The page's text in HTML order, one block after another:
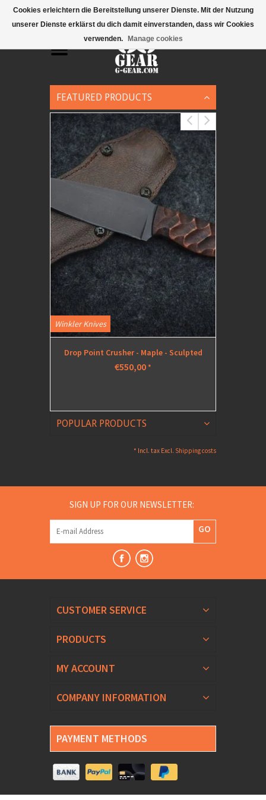
Mobile Menu
FEATURED PRODUCTS
Winkler Knives
Drop Point Crusher - Maple - Sculpted
€550,00*
POPULAR PRODUCTS
* Incl. tax Excl. Shipping costs
SIGN UP FOR OUR NEWSLETTER:
GO
CUSTOMER SERVICE
PRODUCTS
MY ACCOUNT
COMPANY INFORMATION
PAYMENT METHODS
Cookies erleichtern die Bereitstellung unserer Dienste. Mit der Nutzung
unserer Dienste erklärst du dich damit einverstanden, dass wir Cookies
verwenden.
Manage cookies